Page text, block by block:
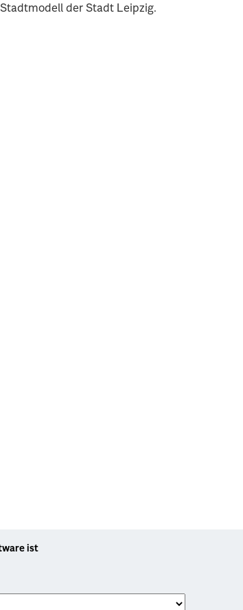
der Stadt Leipzig.
ist